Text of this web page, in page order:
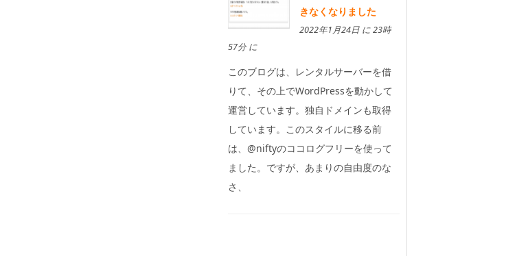
きなくなりました
2022年1月24日 に 23時
57分 に
このブログは、レンタルサーバーを借
りて、その上でWordPressを動かして
運営しています。独自ドメインも取得
しています。このスタイルに移る前
は、@niftyのココログフリーを使って
ました。ですが、あまりの自由度のな
さ、